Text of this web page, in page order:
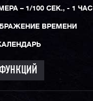
– 1/100 СЕК., - 1 ЧАС
ВРЕМЕНИ